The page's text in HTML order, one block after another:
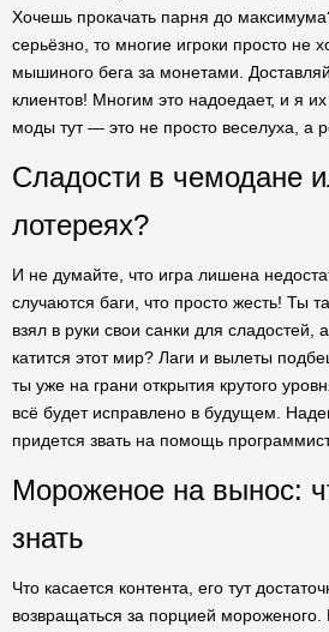
Хочешь прокачать парня до
серьёзно, то многие игроки просто не
мышиного бега за монетами.
клиентов! Многим это надоедает, и я
моды тут — это не просто веселуха, а
Сладости в чемодане
лотереях?
И не думайте, что игра лишена
случаются баги, что просто жесть! Ты
взял в руки свои санки для сладостей,
катится этот мир? Лаги и вылеты
ты уже на грани открытия крутого
всё будет исправлено в будущем.
придется звать на помощь
Мороженое на вынос:
знать
Что касается контента, его тут
возвращаться за порцией мороженого.